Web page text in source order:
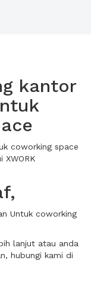
kantor
coworking space
Untuk coworking
lanjut atau anda
hubungi kami di